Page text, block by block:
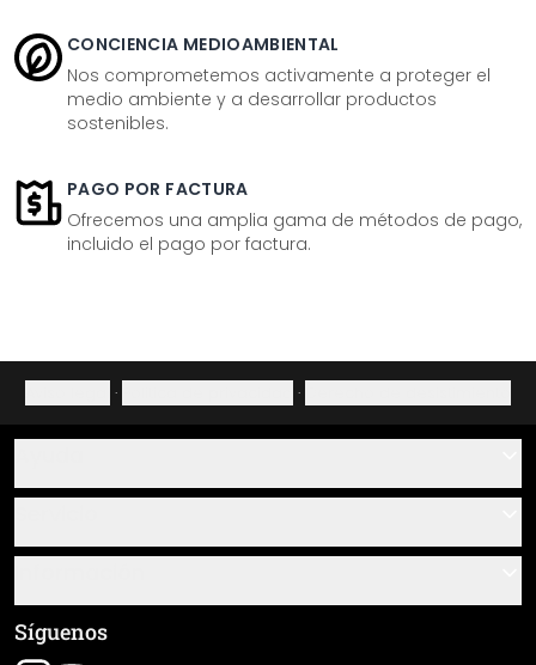
CONCIENCIA MEDIOAMBIENTAL
Nos comprometemos activamente a proteger el
medio ambiente y a desarrollar productos
sostenibles.
PAGO POR FACTURA
Ofrecemos una amplia gama de métodos de pago,
incluido el pago por factura.
· ·
Sobre nosotros
Resumen de materiales
Seguimiento de envío
Términos y condiciones generales (CGC)
Síguenos